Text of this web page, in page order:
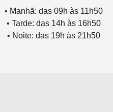
• Manhã: das 09h às 11h50
• Tarde: das 14h às 16h50
• Noite: das 19h às 21h50